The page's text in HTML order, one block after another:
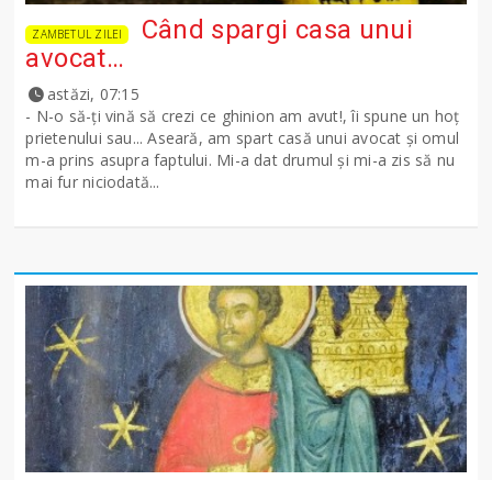
ZAMBETUL ZILEI
Când spargi casa unui
avocat…
astăzi, 07:15
- N-o să-ţi vină să crezi ce ghinion am avut!, îi spune un hoţ
prietenului sau... Aseară, am spart casă unui avocat şi omul
m-a prins asupra faptului. Mi-a dat drumul şi mi-a zis să nu
mai fur niciodată...